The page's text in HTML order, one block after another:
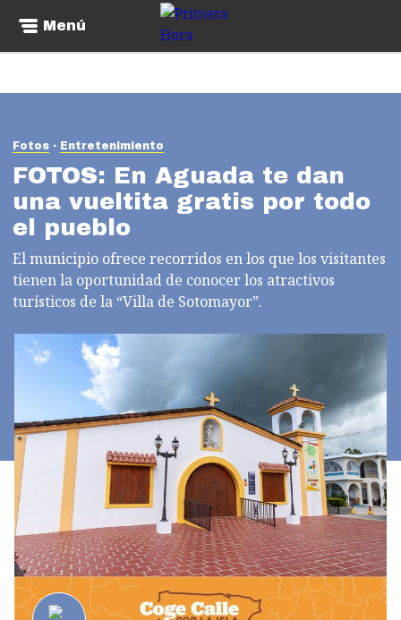
Menú
Fotos Entretenimiento
FOTOS: En Aguada te dan
una vueltita gratis por todo
el pueblo
El municipio ofrece recorridos en los que los visitantes
tienen la oportunidad de conocer los atractivos
turísticos de la “Villa de Sotomayor”.